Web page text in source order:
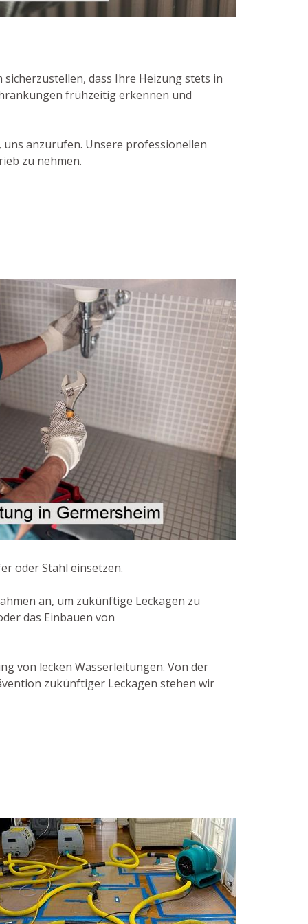
dass Ihre Heizung stets in
frühzeitig erkennen und
uns anzurufen. Unsere professionellen
zu nehmen.
oder Stahl einsetzen.
an, um zukünftige Leckagen zu
das Einbauen von
von lecken Wasserleitungen. Von der
zukünftiger Leckagen stehen wir